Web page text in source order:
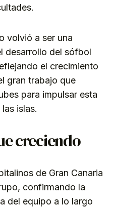
volvió a ser una
desarrollo del sófbol
el crecimiento
gran trabajo que
para impulsar esta
islas.
creciendo
de Gran Canaria
confirmando la
del equipo a lo largo